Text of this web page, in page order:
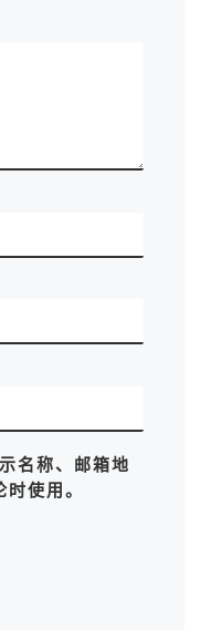
名称、邮箱地
使用。